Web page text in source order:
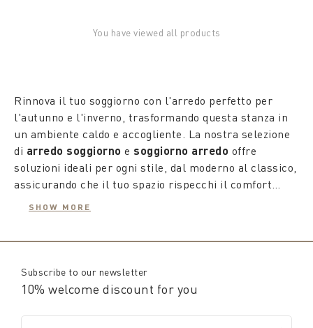
You have viewed all products
Rinnova il tuo soggiorno con l'arredo perfetto per
l'autunno e l'inverno, trasformando questa stanza in
un ambiente caldo e accogliente. La nostra selezione
di arredo soggiorno e soggiorno arredo offre
soluzioni ideali per ogni stile, dal moderno al classico,
assicurando che il tuo spazio rispecchi il comfort
pensato per aumentare il comfort e l'estetica del tuo
spazio. L'aggiunta di decorazione soggiorno
candele profumate, vasi in vetro colorato in pasta e
elementi in materiali naturali, come legno e lana,
L'attenzione ai dettagli è fondamentale, e con la giusta
oggettistica moderna soggiorno, puoi elevare
SHOW MORE
Subscribe to our newsletter
10% welcome discount for you